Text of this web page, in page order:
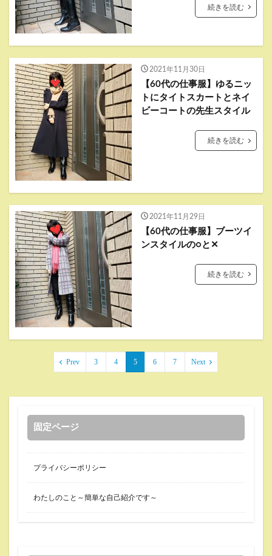
続きを読む
2021年11月30日
【60代の仕事服】ゆるニッ
トにタイトスカートとネイ
ビーコートの先生スタイル
続きを読む
2021年11月29日
【60代の仕事服】ブーツイ
ンスタイルの○と✕
続きを読む
Prev 3 4 5 6 7 Next
固定ページ
プライバシーポリシー
わたしのこと～簡単な自己紹介です～